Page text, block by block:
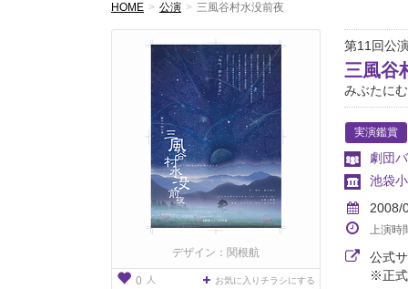
HOME 公演 三風谷村水没前夜
デザイン：関根航
0 人 お気に入りチラシにする
第11回公
三風谷
みぶたに
実演鑑賞
劇団
池袋
2008/
上演時
公式
※正式